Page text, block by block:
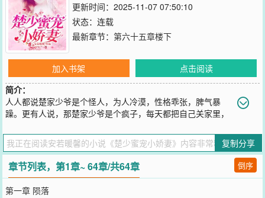
更新时间：2025-11-07 07:50:10
状态：连载
最新章节： 第六十五章楼下
加入书架
点击阅读
简介：
人人都说楚家少爷是个怪人，为人冷漠，性格乖张，脾气暴
躁。更有人说，那楚家少爷是个疯子，每天都把自己关家里，
有乔沐知道他的温柔，他的体贴，他的宠溺。他不是怪物，而是她心
尖上的宝贝。什么，有人来抢？！我活了两世，就是要抓紧他，谁敢
抢！！女追男，互宠。
您要是觉得《 楚少蜜宠小娇妻》还不错的话请不要忘记向您QQ群和微
博微信里的朋友推荐哦！
复制分享
章节列表，第1章~ 64章/共64章 倒序
第一章 陨落